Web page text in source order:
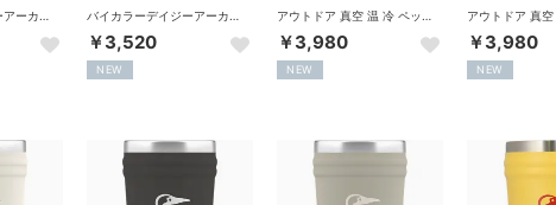
￥3,520
NEW
￥3,980
NEW
￥3,980
NEW